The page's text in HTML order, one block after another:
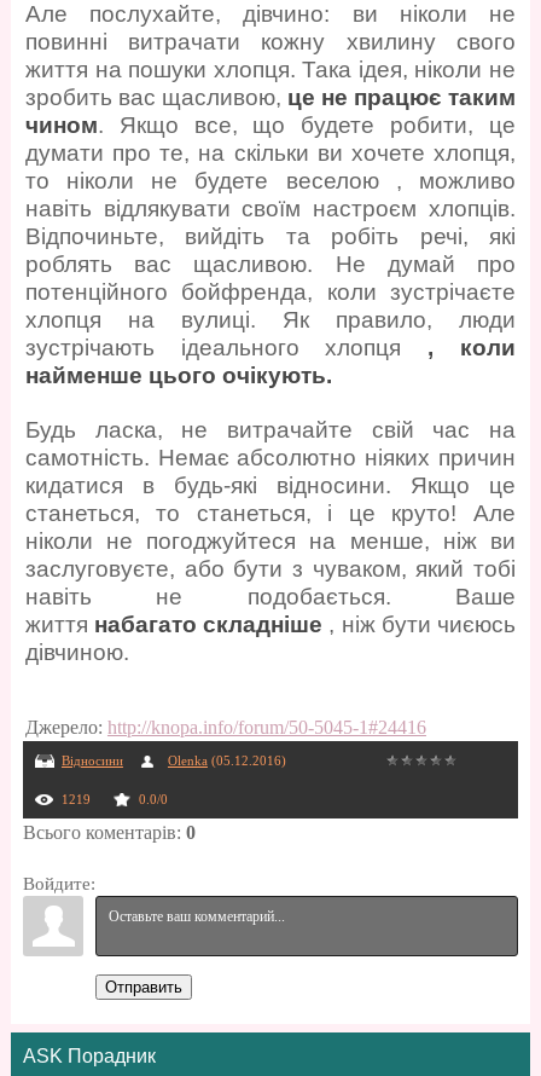
Але послухайте, дівчино: ви ніколи не
повинні витрачати кожну хвилину свого
життя на пошуки хлопця. Така ідея, ніколи не
зробить вас щасливою, це не працює таким
чином. Якщо все, що будете робити, це
думати про те, на скільки ви хочете хлопця,
то ніколи не будете веселою , можливо
навіть відлякувати своїм настроєм хлопців.
Відпочиньте, вийдіть та робіть речі, які
роблять вас щасливою. Не думай про
потенційного бойфренда, коли зустрічаєте
хлопця на вулиці. Як правило, люди
зустрічають ідеального хлопця
, коли
найменше цього очікують.
Будь ласка, не витрачайте свій час на
самотність. Немає абсолютно ніяких причин
кидатися в будь-які відносини. Якщо це
станеться, то станеться, і це круто! Але
ніколи не погоджуйтеся на менше, ніж ви
заслуговуєте, або бути з чуваком, який тобі
навіть не подобається. Ваше
життя набагато складніше , ніж бути чиєюсь
дівчиною.
Джерело: http://knopa.info/forum/50-5045-1#24416
Відносини Olenka (05.12.2016)
1219 0.0/0
Всього коментарів: 0
Войдите:
Отправить
ASK Порадник